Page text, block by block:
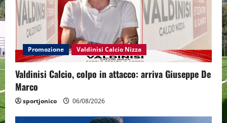
Promozione Valdinisi Calcio Nizza
Valdinisi Calcio, colpo in attacco: arriva Giuseppe De
Marco
sportjonico 06/08/2026